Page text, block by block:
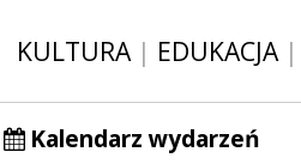
KULTURA| EDUKACJA|
Kalendarz wydarzeń